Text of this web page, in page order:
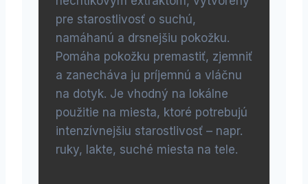
pre starostlivosť o suchú,
namáhanú a drsnejšiu pokožku.
Pomáha pokožku premastiť, zjemniť
a zanecháva ju príjemnú a vláčnu
na dotyk. Je vhodný na lokálne
použitie na miesta, ktoré potrebujú
intenzívnejšiu starostlivosť – napr.
ruky, lakte, suché miesta na tele.